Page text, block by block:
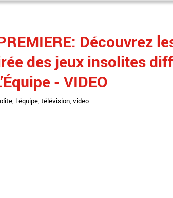
Découvrez
des jeux insolites
- VIDEO
l équipe télévision video